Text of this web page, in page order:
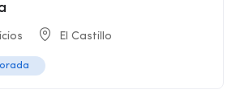
El Castillo